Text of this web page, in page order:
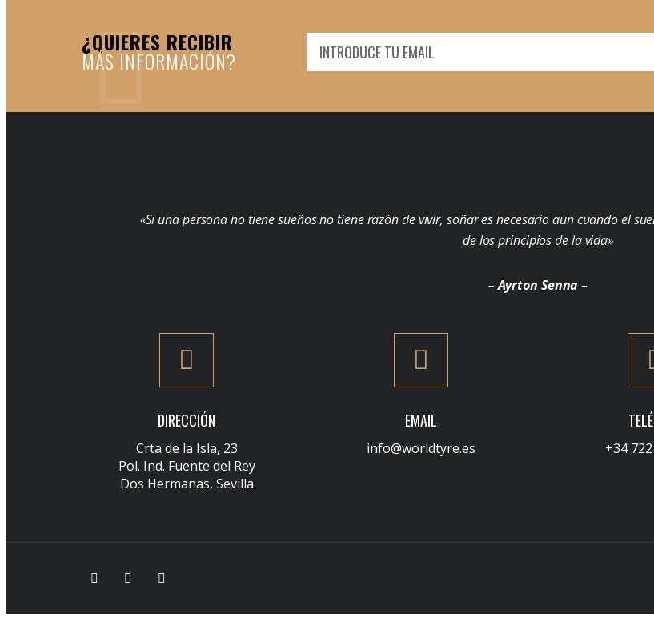
¿QUIERES RECIBIR
MÁS INFORMACIÓN?
«Si una persona no tiene sueños no tiene razón de vivir, soñar es necesario aun cuando el
de los principios de la vida»
– Ayrton Senna –
DIRECCIÓN
Crta de la Isla, 23
Pol. Ind. Fuente del Rey
Dos Hermanas, Sevilla
EMAIL
info@worldtyre.es +34